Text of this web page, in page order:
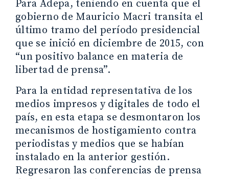
Para Adepa, teniendo en cuenta que el
gobierno de Mauricio Macri transita el
último tramo del período presidencial
que se inició en diciembre de 2015, con
“un positivo balance en materia de
libertad de prensa”.
Para la entidad representativa de los
medios impresos y digitales de todo el
país, en esta etapa se desmontaron los
mecanismos de hostigamiento contra
periodistas y medios que se habían
instalado en la anterior gestión.
Regresaron las conferencias de prensa